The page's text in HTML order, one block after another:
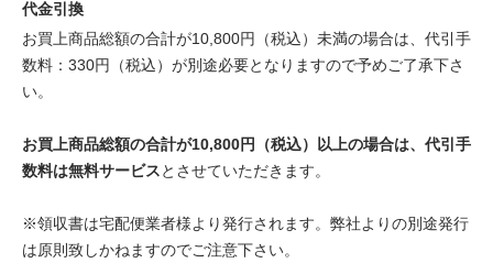
代金引換
お買上商品総額の合計が10,800円（税込）未満の場合は、代引手
数料：330円（税込）が別途必要となりますので予めご了承下さ
い。
お買上商品総額の合計が10,800円（税込）以上の場合は、代引手
数料は無料サービスとさせていただきます。
※領収書は宅配便業者様より発行されます。弊社よりの別途発行
は原則致しかねますのでご注意下さい。